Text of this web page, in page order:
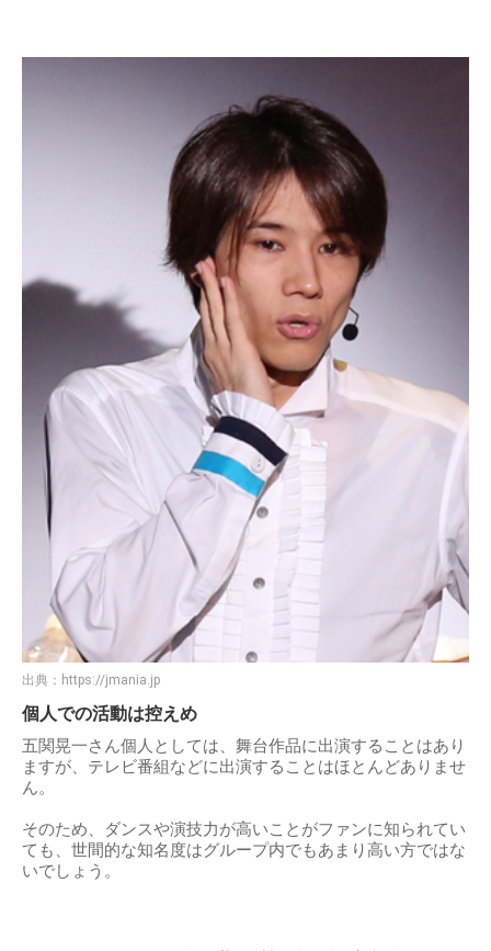
出典： https://jmania.jp
個人での活動は控えめ
五関晃一さん個人としては、舞台作品に出演することはあり
ますが、テレビ番組などに出演することはほとんどありませ
ん。
そのため、ダンスや演技力が高いことがファンに知られてい
ても、世間的な知名度はグループ内でもあまり高い方ではな
いでしょう。